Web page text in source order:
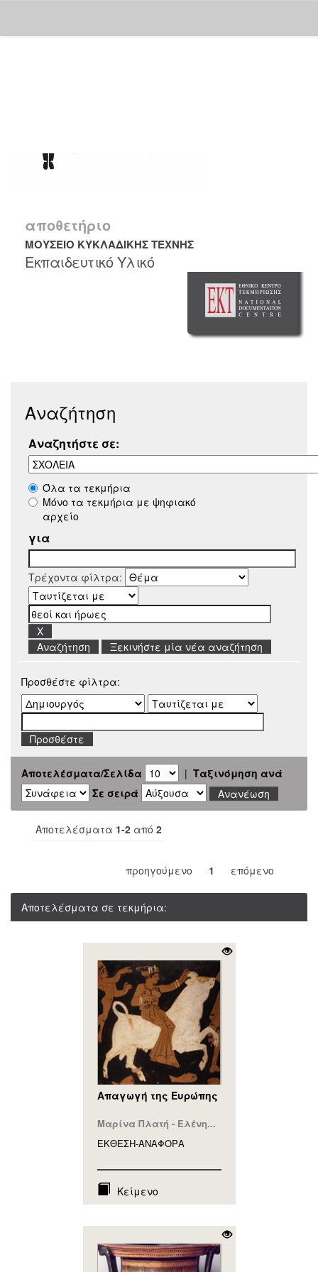
αποθετήριο
ΜΟΥΣΕΙΟ ΚΥΚΛΑΔΙΚΗΣ ΤΕΧΝΗΣ
Εκπαιδευτικό Υλικό
Αναζήτηση
Αναζητήστε σε:
Όλα τα τεκμήρια
Μόνο τα τεκμήρια με ψηφιακό
αρχείο
για
Τρέχοντα φίλτρα:
Ξεκινήστε μία νέα αναζήτηση
Προσθέστε φίλτρα:
Αποτελέσματα/Σελίδα | Ταξινόμηση ανά
Σε σειρά
Αποτελέσματα 1-2 από 2
προηγούμενο 1 επόμενο
Αποτελέσματα σε τεκμήρια:
Απαγωγή της Ευρώπης
Μαρίνα Πλατή - Ελένη...
ΕΚΘΕΣΗ-ΑΝΑΦΟΡA
Κείμενο